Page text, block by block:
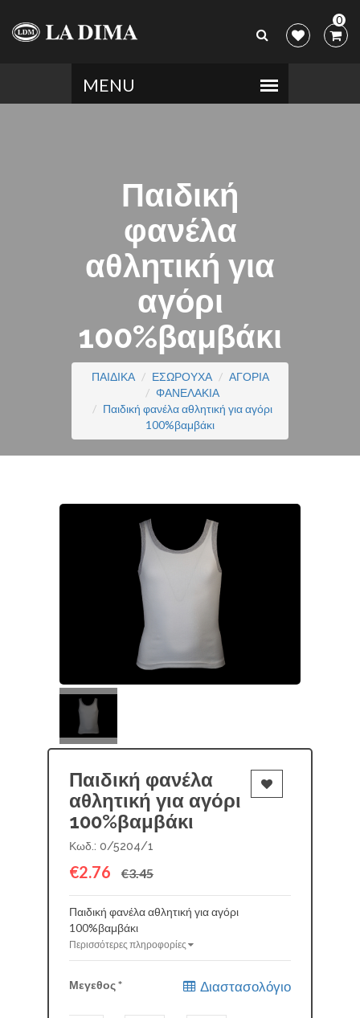
0
Παιδική
φανέλα
αθλητική για
αγόρι
100%βαμβάκι
ΠΑΙΔΙΚΑ ΕΣΩΡΟΥΧΑ
ΑΓΟΡΙΑ
ΦΑΝΕΛΑΚΙΑ
Παιδική φανέλα αθλητική για αγόρι
100%βαμβάκι
Παιδική φανέλα
αθλητική για αγόρι
100%βαμβάκι
Κωδ.: 0/5204/1
€2.76 €3.45
Παιδική φανέλα αθλητική για αγόρι
100%βαμβάκι
Περισσότερες πληροφορίες
Διαστασολόγιο
Μεγεθος*